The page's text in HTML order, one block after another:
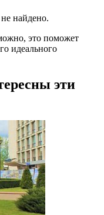
найдено.
это поможет
идеального
эти